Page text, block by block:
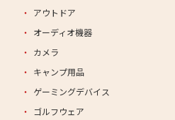
アウトドア
オーディオ機器
カメラ
キャンプ用品
ゲーミングデバイス
ゴルフウェア